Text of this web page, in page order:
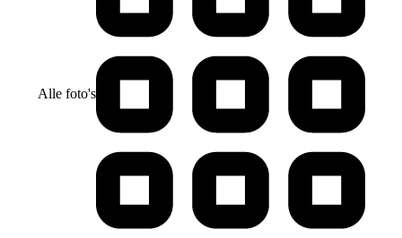
Alle foto's